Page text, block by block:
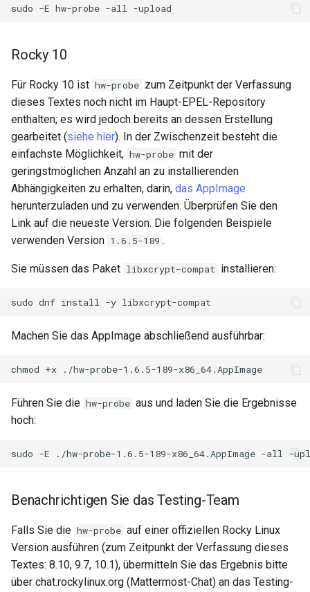
sudo -E hw-probe -all
Rocky 10
Für Rocky 10 ist hw-probe zum Zeitpunkt der Verfassung
dieses Textes noch nicht im Haupt-EPEL-Repository
enthalten; es wird jedoch bereits an dessen Erstellung
gearbeitet (siehe hier). In der Zwischenzeit besteht die
einfachste Möglichkeit, hw-probe mit der
geringstmöglichen Anzahl an zu installierenden
Abhängigkeiten zu erhalten, darin, das AppImage
herunterzuladen und zu verwenden. Überprüfen Sie den
Link auf die neueste Version. Die folgenden Beispiele
verwenden Version 1.6.5-189 .
Sie müssen das Paket libxcrypt-compat installieren:
sudo dnf install -y
Machen Sie das AppImage abschließend ausführbar:
chmod +x
Führen Sie die hw-probe aus und laden Sie die Ergebnisse
hoch:
sudo -E ./hw-probe-1.6.5-189-x86_64.AppImage -all
Benachrichtigen Sie das Testing-Team
Falls Sie die hw-probe auf einer offiziellen Rocky Linux
Version ausführen (zum Zeitpunkt der Verfassung dieses
Textes: 8.10, 9.7, 10.1), übermitteln Sie das Ergebnis bitte
über chat.rockylinux.org (Mattermost-Chat) an das Testing-